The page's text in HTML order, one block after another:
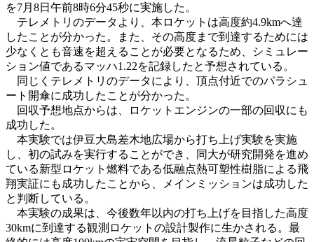
を7月8日午前8時6分45秒に実施した。
テレメトリのデータより、本ロケットは高度約4.9kmへ達
したことが分かった。また、その高度まで到達するためには
少なくとも音速を超えることが必要となるため、シミュレー
ション値であるマッハ1.22を記録したと予想されている。
同じくテレメトリのデータにより、頂点付近でのパラシュ
ート開傘に成功したことが分かった。
回収予想地点からは、ロケットエンジンの一部の回収にも
成功した。
本実験では伊豆大島差木地広場から打ち上げ実験を実施
し、初の試みを実行することができ、同大が研究開発を進め
ている新型ロケット燃料である低融点熱可塑性樹脂による飛
翔実証にも成功したことから、メインミッションは成功した
と判断している。
本実験の成果は、今後数年以内の打ち上げを目指した高度
30kmに到達する観測ロケットの設計製作に生かされる。最